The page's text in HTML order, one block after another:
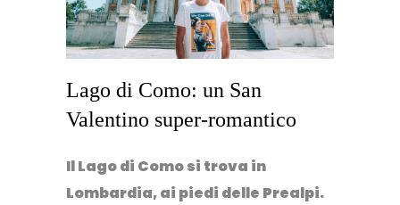
Lago di Como: un San
Valentino super-romantico
Il Lago di Como si trova in
Lombardia, ai piedi delle Prealpi.